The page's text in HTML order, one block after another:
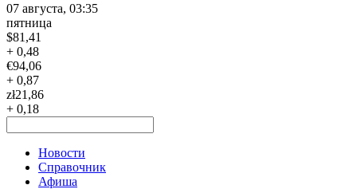
07 августа, 03:35
пятница
$81,41
+ 0,48
€94,06
+ 0,87
zł21,86
+ 0,18
Новости
Справочник
Афиша